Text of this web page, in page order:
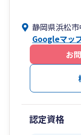
公認会計士協会
2001年7月 税
トーマツ税理
2001年8月 税
士会浜松西支部
2003年1月 大
本金100万円に
静岡県浜松
Googleマッ
お
認定資格